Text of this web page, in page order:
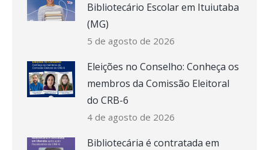
Bibliotecário Escolar em Ituiutaba
(MG)
5 de agosto de 2026
Eleições no Conselho: Conheça os
membros da Comissão Eleitoral
do CRB-6
4 de agosto de 2026
Bibliotecária é contratada em